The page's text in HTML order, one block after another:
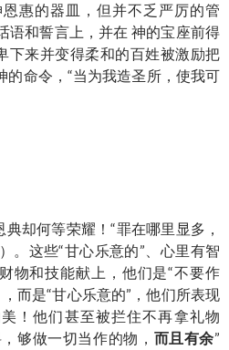
惠的器皿，但并不乏严厉的管
语和誓言上，并在 神的宝座前得
下来并变得柔和的百姓被激励把
的命令，“当为我造圣所，使我可
却何等荣耀！“罪在哪里显多，
。这些“甘心乐意的”、心里有智
物和技能献上，他们是“不要作
而是“甘心乐意的”，他们所表现
！他们甚至被拦住不再拿礼物
够做一切当作的物， 而且有余”